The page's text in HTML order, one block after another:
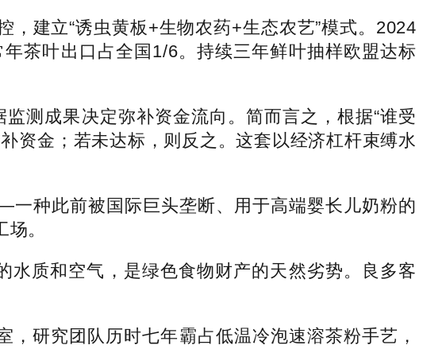
建立“诱虫黄板+生物农药+生态农艺”模式。2024
茶叶出口占全国1/6。持续三年鲜叶抽样欧盟达标
测成果决定弥补资金流向。简而言之，根据“谁受
资金；若未达标，则反之。这套以经济杠杆束缚水
种此前被国际巨头垄断、用于高端婴长儿奶粉的
。
质和空气，是绿色食物财产的天然劣势。良多客
研究团队历时七年霸占低温冷泡速溶茶粉手艺，